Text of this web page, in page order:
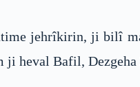
jehrîkirin, ji bilî
ji heval Bafil,